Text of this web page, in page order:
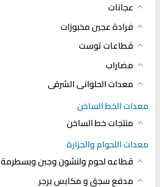
عجانات
فرادة عجين مخبوزات
قطاعات توست
مضاراب
معدات الحلوانى الشرقى
معدات الخط الساخن
منتجات خط الساخن
معدات اللحوام والجزارة
قطاعه لحوم ولنشون وجبن وبسطرمة
مدفع سجق و مكابس برجر